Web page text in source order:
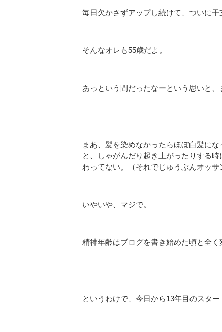
毎日欠かさずアップし続けて、ついに干
そんなオレも55歳だよ。
あっという間だったなーという思いと、
まあ、髪を染めなかったらほぼ白髪に
と、しゃがんだり起き上がったりする
わってない。（それでじゅうぶんオッサ
いやいや、マジで。
精神年齢はブログを書き始めた頃と全
というわけで、今日から13年目のスター